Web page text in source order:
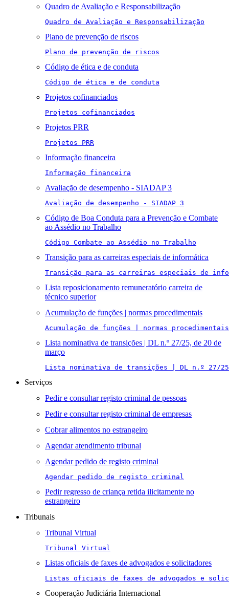
Quadro de Avaliação e Responsabilização
Quadro de Avaliação e Responsabilização
Plano de prevenção de riscos
Plano de prevenção de riscos
Código de ética e de conduta
Código de ética e de conduta
Projetos cofinanciados
Projetos cofinanciados
Projetos PRR
Projetos PRR
Informação financeira
Informação financeira
Avaliação de desempenho - SIADAP 3
Avaliação de desempenho - SIADAP 3
Código de Boa Conduta para a Prevenção e Combate
ao Assédio no Trabalho
Código Combate ao Assédio no Trabalho
Transição para as carreiras especiais de informática
Transição para as carreiras especiais de
Lista reposicionamento remuneratório carreira de
técnico superior
Acumulação de funções | normas procedimentais
Acumulação de funções | normas procedimentais
Lista nominativa de transições | DL n.º 27/25, de 20 de
março
Lista nominativa de transições | DL n.º 27/
Serviços
Pedir e consultar registo criminal de pessoas
Pedir e consultar registo criminal de empresas
Cobrar alimentos no estrangeiro
Agendar atendimento tribunal
Agendar pedido de registo criminal
Agendar pedido de registo criminal
Pedir regresso de criança retida ilicitamente no
estrangeiro
Tribunais
Tribunal Virtual
Tribunal Virtual
Listas oficiais de faxes de advogados e solicitadores
Listas oficiais de faxes de advogados e
Cooperação Judiciária Internacional